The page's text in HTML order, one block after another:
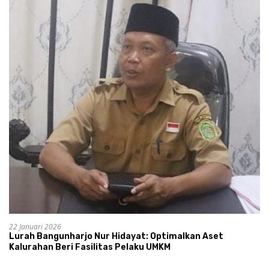
22 Januari 2026
Lurah Bangunharjo Nur Hidayat: Optimalkan Aset
Kalurahan Beri Fasilitas Pelaku UMKM